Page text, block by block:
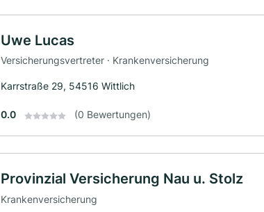
Uwe Lucas
Versicherungsvertreter · Krankenversicherung
Karrstraße 29, 54516 Wittlich
0.0 (0 Bewertungen)
Provinzial Versicherung Nau u. Stolz
Krankenversicherung